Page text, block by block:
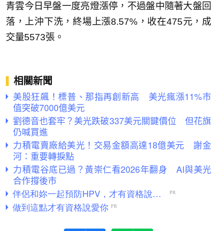
青雲今日早盤一度亮燈漲停，不過盤中隨著大盤回
落，上沖下洗，終場上漲8.57%，收在475元，成
交量5573張。
相關新聞
美股狂飆！標普、那指再創新高 美光瘋漲11%市
值突破7000億美元
劉德音也套牢？美光跌破337美元關鍵價位 但花旗
仍喊買進
力積電賣廠給美光！交易金額高達18億美元 謝金
河：重要轉捩點
力積電谷底已過？黃崇仁看2026年翻身 AI與美光
合作撐後市